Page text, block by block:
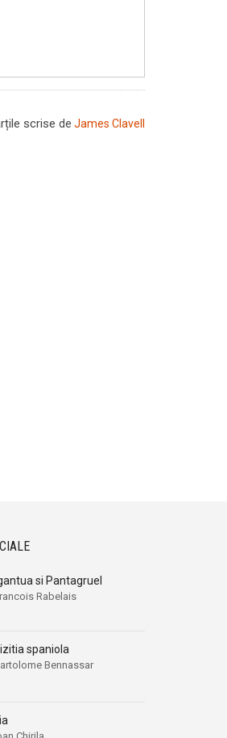
scrise de James Clavell
si Pantagruel
Rabelais
spaniola
Bennassar